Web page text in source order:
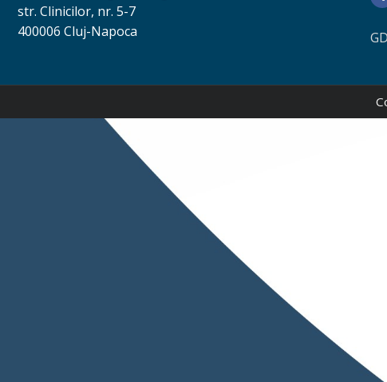
str. Clinicilor, nr. 5-7
400006 Cluj-Napoca